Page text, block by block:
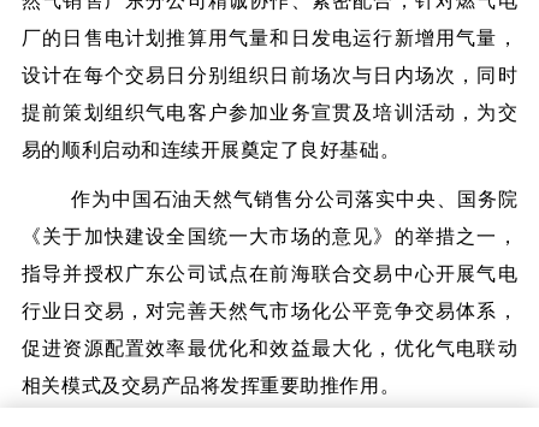
厂的日售电计划推算用气量和日发电运行新增用气量，
设计在每个交易日分别组织日前场次与日内场次，同时
提前策划组织气电客户参加业务宣贯及培训活动，为交
易的顺利启动和连续开展奠定了良好基础。
作为中国石油天然气销售分公司落实中央、国务院
《关于加快建设全国统一大市场的意见》的举措之一，
指导并授权广东公司试点在前海联合交易中心开展气电
行业日交易，对完善天然气市场化公平竞争交易体系，
促进资源配置效率最优化和效益最大化，优化气电联动
相关模式及交易产品将发挥重要助推作用。